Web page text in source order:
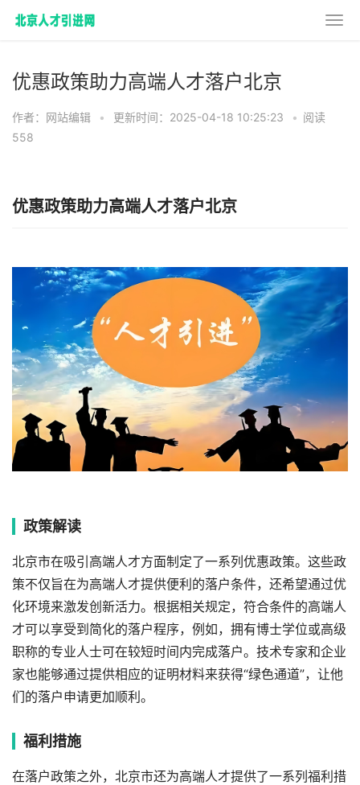
优惠政策助力高端人才落户北京
作者：网站编辑 • 更新时间：2025-04-18 10:25:23 • 阅读
558
优惠政策助力高端人才落户北京
政策解读
北京市在吸引高端人才方面制定了一系列优惠政策。这些政
策不仅旨在为高端人才提供便利的落户条件，还希望通过优
化环境来激发创新活力。根据相关规定，符合条件的高端人
才可以享受到简化的落户程序，例如，拥有博士学位或高级
职称的专业人士可在较短时间内完成落户。技术专家和企业
家也能够通过提供相应的证明材料来获得“绿色通道”，让他
们的落户申请更加顺利。
福利措施
在落户政策之外，北京市还为高端人才提供了一系列福利措